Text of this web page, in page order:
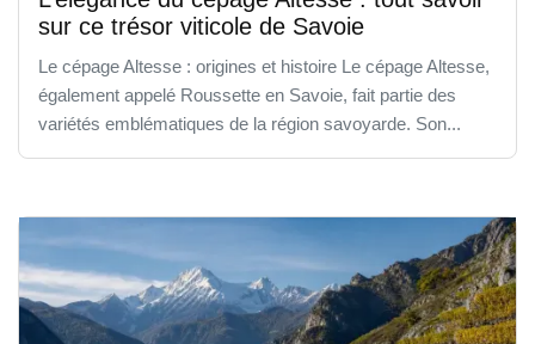
sur ce trésor viticole de Savoie
Le cépage Altesse : origines et histoire Le cépage Altesse,
également appelé Roussette en Savoie, fait partie des
variétés emblématiques de la région savoyarde. Son...